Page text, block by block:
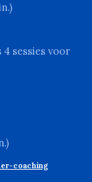
4 sessies voor
coaching